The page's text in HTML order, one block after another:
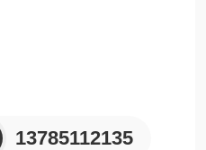
13785112135